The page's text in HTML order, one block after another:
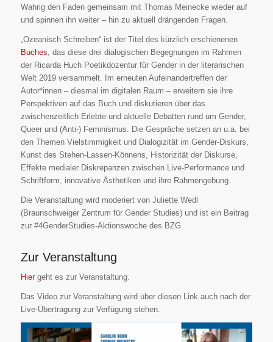
Wahrig den Faden gemeinsam mit Thomas Meinecke wieder auf
und spinnen ihn weiter – hin zu aktuell drängenden Fragen.
„Ozeanisch Schreiben“ ist der Titel des kürzlich erschienenen
Buches, das diese drei dialogischen Begegnungen im Rahmen
der Ricarda Huch Poetikdozentur für Gender in der literarischen
Welt 2019 versammelt. Im erneuten Aufeinandertreffen der
Autor*innen – diesmal im digitalen Raum – erweitern sie ihre
Perspektiven auf das Buch und diskutieren über das
zwischenzeitlich Erlebte und aktuelle Debatten rund um Gender,
Queer und (Anti-) Feminismus. Die Gespräche setzen an u.a. bei
den Themen Vielstimmigkeit und Dialogizität im Gender-Diskurs,
Kunst des Stehen-Lassen-Könnens, Historizität der Diskurse,
Effekte medialer Diskrepanzen zwischen Live-Performance und
Schriftform, innovative Ästhetiken und ihre Rahmengebung.
Die Veranstaltung wird moderiert von Juliette Wedl
(Braunschweiger Zentrum für Gender Studies) und ist ein Beitrag
zur #4GenderStudies-Aktionswoche des BZG.
Zur Veranstaltung
Hiergeht es zur Veranstaltung.
Das Video zur Veranstaltung wird über diesen Link auch nach der
Live-Übertragung zur Verfügung stehen.